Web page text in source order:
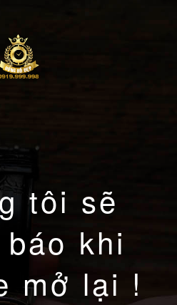
tôi sẽ
khi
mở lại !